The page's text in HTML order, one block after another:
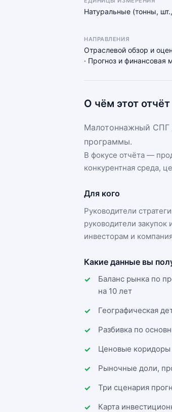
Натуральные (тонны,
НАПРАВЛЕНИЯ
Отраслевой обзор и
· Прогноз и финансовая
О чём этот отчёт
Малотоннажный СПГ
программы.
В фокусе отчёта —
конкурентная среда,
Для кого
Руководители
руководители
инвесторам и
Какие данные вы
Баланс рынка по
на 10 лет
Географическая
Разбивка по
Ценовые коридоры
Рыночные доли,
Три сценария
Карта